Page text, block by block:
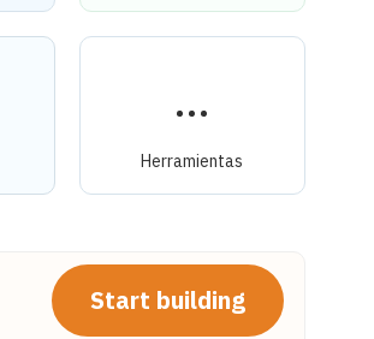
Herramientas
Start building